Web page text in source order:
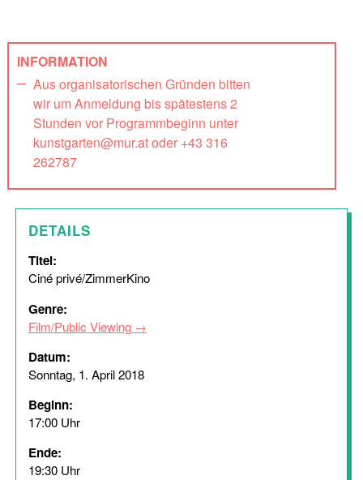
PARTNER*INNEN
ANGEBOTE
INFORMATION
Aus organisatorischen Gründen bitten
wir um Anmeldung bis spätestens 2
Stunden vor Programmbeginn unter
kunstgarten@mur.at oder +43 316
262787
DETAILS
Titel:
Ciné privé/ZimmerKino
Genre:
Film/Public Viewing
Datum:
Sonntag, 1. April 2018
Beginn:
17:00 Uhr
Ende:
19:30 Uhr